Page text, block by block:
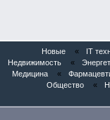
Новые « IT
Недвижимость
«
Медицина
«
Общество
«